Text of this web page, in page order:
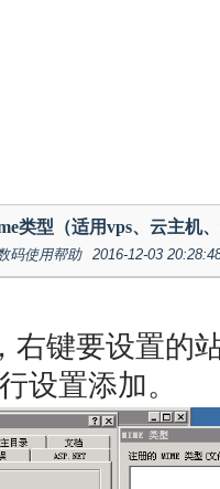
类型（适用vps、云主机
码使用帮助 2016-12-03
右键要设置的
设置添加。